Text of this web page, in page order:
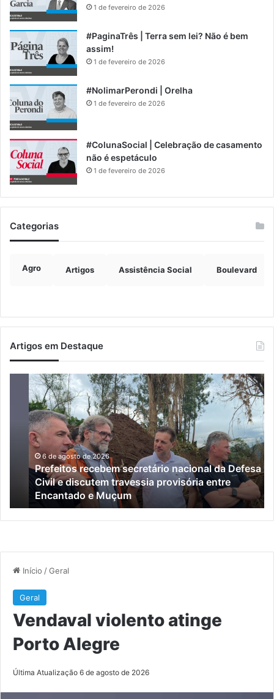
1 de fevereiro de 2026
#PaginaTrês | Terra sem lei? Não é bem
assim!
1 de fevereiro de 2026
#NolimarPerondi | Orelha
1 de fevereiro de 2026
#ColunaSocial | Celebração de casamento
não é espetáculo
1 de fevereiro de 2026
Categorias
Agro Artigos Assistência Social Boulevard
Artigos em Destaque
Prefeitos
recebem
secretário
nacional
Defesa
discutem
travessia
provisória
entre
6 de agosto de 2026
Prefeitos recebem secretário nacional da Defesa
Civil e discutem travessia provisória entre
Encantado e Muçum
a
de
de